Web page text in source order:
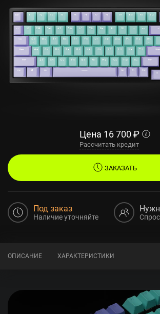
Цена 16 700 ₽
Рассчитать кредит
ЗАКАЗАТЬ
Под заказ
Наличие уточняйте
ОПИСАНИЕ ХАРАКТЕРИСТИКИ